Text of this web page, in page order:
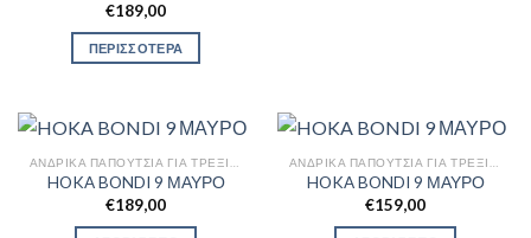
€189,00
ΠΕΡΙΣΣΟΤΕΡΑ
HOKA BONDI 9 ΜΑΥΡΟ
€189,00
HOKA BONDI 9 ΜΑΥΡΟ
€159,00